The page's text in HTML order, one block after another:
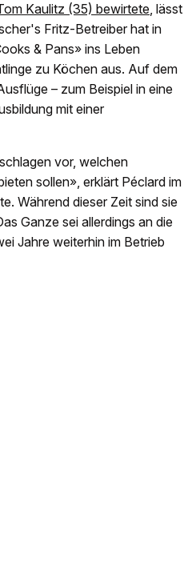
Kaulitz (35) bewirtete, lässt
Fritz-Betreiber hat in
& Pans» ins Leben
zu Köchen aus. Auf dem
– zum Beispiel in eine
mit einer
vor, welchen
sollen», erklärt Péclard im
Während dieser Zeit sind sie
Ganze sei allerdings an die
Jahre weiterhin im Betrieb